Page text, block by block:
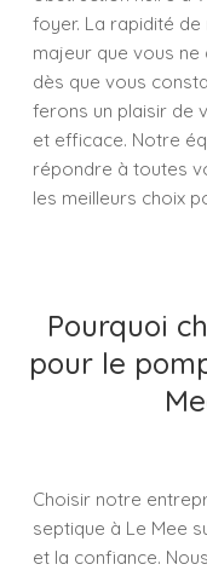
foyer. La rapidité
majeur que vous
dès que vous
ferons un plaisir de
et efficace. Notre
répondre à toutes
les meilleurs choix
Pourquoi
pour le
Choisir notre
septique à Le Mee
et la confiance.